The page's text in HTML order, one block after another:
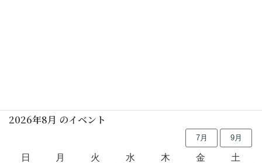
2026年8月 のイベント
7月 9月
日 月 火 水 木 金 土